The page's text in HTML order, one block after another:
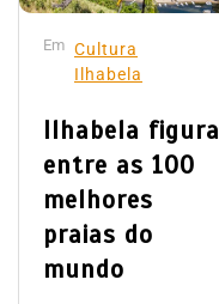
Em Cultura
Ilhabela
Ilhabela figura
entre as 100
melhores
praias do
mundo